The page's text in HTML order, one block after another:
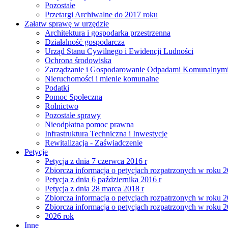
Pozostałe
Przetargi Archiwalne do 2017 roku
Załatw sprawę w urzędzie
Architektura i gospodarka przestrzenna
Działalność gospodarcza
Urząd Stanu Cywilnego i Ewidencji Ludności
Ochrona środowiska
Zarządzanie i Gospodarowanie Odpadami Komunalnymi
Nieruchomości i mienie komunalne
Podatki
Pomoc Społeczna
Rolnictwo
Pozostałe sprawy
Nieodpłatna pomoc prawna
Infrastruktura Techniczna i Inwestycje
Rewitalizacja - Zaświadczenie
Petycje
Petycja z dnia 7 czerwca 2016 r
Zbiorcza informacja o petycjach rozpatrzonych w roku
Petycja z dnia 6 października 2016 r
Petycja z dnia 28 marca 2018 r
Zbiorcza informacja o petycjach rozpatrzonych w roku
Zbiorcza informacja o petycjach rozpatrzonych w roku
2026 rok
Inne